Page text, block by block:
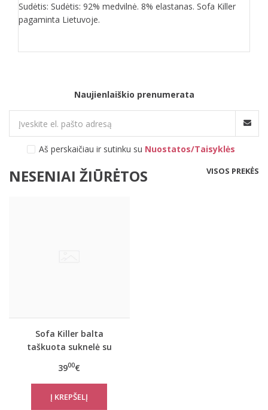
Sudėtis: Sudėtis: 92% medvilnė. 8% elastanas. Sofa Killer
pagaminta Lietuvoje.
Naujienlaiškio prenumerata
Aš perskaičiau ir sutinku su Nuostatos/Taisyklės
NESENIAI ŽIŪRĖTOS VISOS PREKĖS
Sofa Killer balta
taškuota suknelė su
3900€